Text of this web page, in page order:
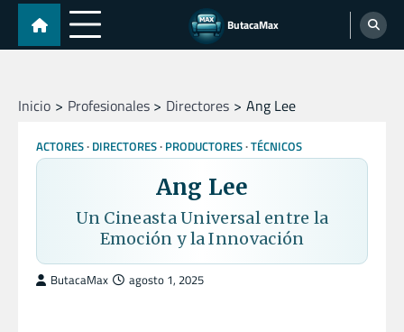
Skip
content
ButacaMax
Inicio Profesionales Directores Ang Lee
ACTORES DIRECTORES PRODUCTORES TÉCNICOS
Ang Lee
Un Cineasta Universal entre la
Emoción y la Innovación
ButacaMax agosto 1, 2025